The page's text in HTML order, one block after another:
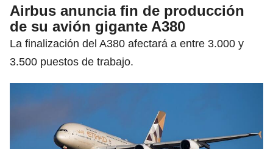
Airbus anuncia fin de producción
de su avión gigante A380
La finalización del A380 afectará a entre 3.000 y
3.500 puestos de trabajo.